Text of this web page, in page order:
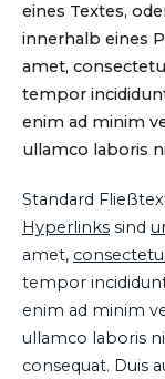
eines Textes,
innerhalb eines
amet,
tempor
enim ad minim
ullamco laboris
Standard
Hyperlinks sind
amet,
tempor
enim ad minim
ullamco laboris
consequat. Duis